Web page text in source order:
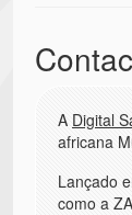
A Digital
africana
Lançado
como a